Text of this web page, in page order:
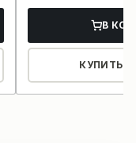
В
КУПИТЬ В